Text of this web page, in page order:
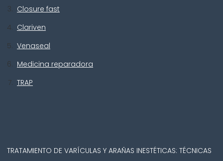
Closure fast
Clariven
Venaseal
Medicina reparadora
TRAP
TRATAMIENTO DE VARÍCULAS Y ARAÑAS INESTÉTICAS: TÉCNICAS